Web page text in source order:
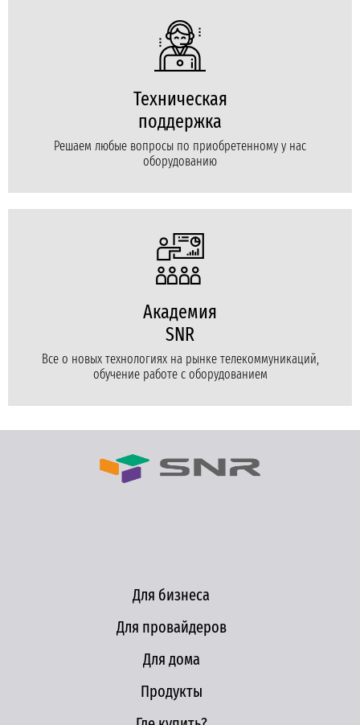
Техническая
поддержка
Решаем любые вопросы по приобретенному у нас
оборудованию
Академия
SNR
Все о новых технологиях на рынке телекоммуникаций,
обучение работе с оборудованием
Для бизнеса
Для провайдеров
Для дома
Продукты